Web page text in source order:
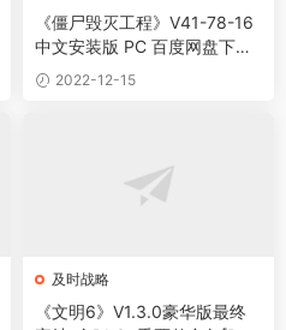
《僵尸毁灭工程》V41-78-16
中文安装版 PC 百度网盘下载
| 单机游戏资源站
2022-12-15
及时战略
《文明6》V1.3.0豪华版最终